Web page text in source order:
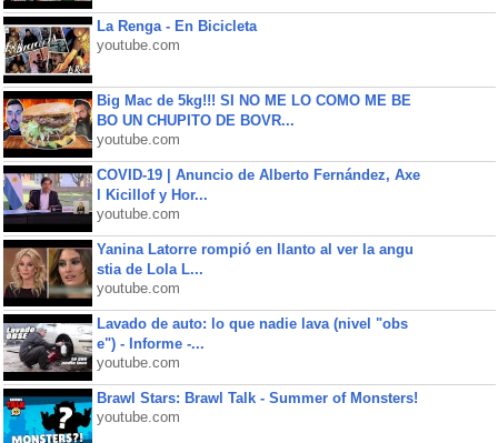
La Renga - En Bicicleta
youtube.com
Big Mac de 5kg!!! SI NO ME LO COMO ME BE
BO UN CHUPITO DE BOVR...
youtube.com
COVID-19 | Anuncio de Alberto Fernández, Axe
l Kicillof y Hor...
youtube.com
Yanina Latorre rompió en llanto al ver la angu
stia de Lola L...
youtube.com
Lavado de auto: lo que nadie lava (nivel "obs
e") - Informe -...
youtube.com
Brawl Stars: Brawl Talk - Summer of Monsters!
youtube.com